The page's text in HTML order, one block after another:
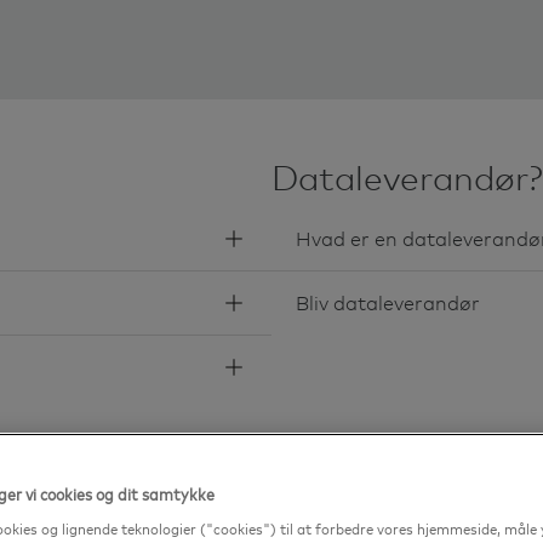
Dataleverandør?
Hvad er en
Bliv dataleverandør
vi cookies og dit samtykke
og lignende teknologier ("cookies") til at forbedre vores hjemmeside, måle